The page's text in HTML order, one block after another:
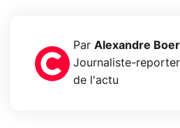
Par Alexandre
Journaliste-
de l'actu